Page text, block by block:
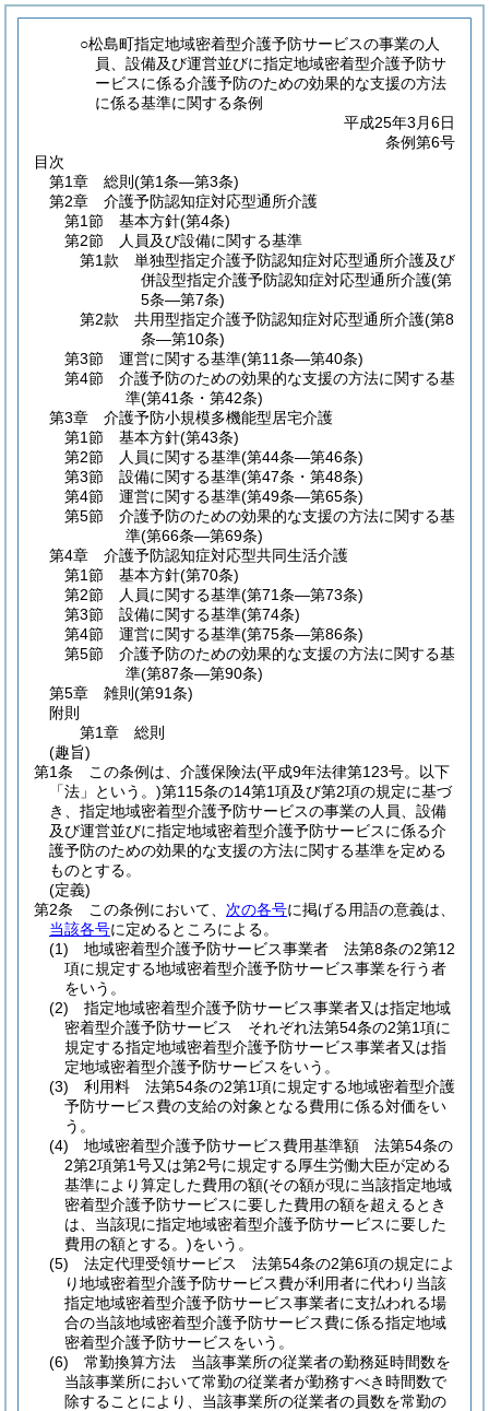
○松島町指定地域密着型介護予防サービスの事業の人
員、設備及び運営並びに指定地域密着型介護予防サ
ービスに係る介護予防のための効果的な支援の方法
に係る基準に関する条例
平成25年3月6日
条例第6号
目次
第1章
総則 (第1条―第3条)
第2章
介護予防認知症対応型通所介護
第1節
基本方針(第4条)
第2節
人員及び設備に関する基準
第1款
単独型指定介護予防認知症対応型通所介護及び
併設型指定介護予防認知症対応型通所介護(第
5条―第7条)
第2款
共用型指定介護予防認知症対応型通所介護(第8
条―第10条)
第3節
運営に関する基準(第11条―第40条)
第4節
介護予防のための効果的な支援の方法に関する基
準(第41条・第42条)
第3章
介護予防小規模多機能型居宅介護
第1節
基本方針(第43条)
第2節
人員に関する基準(第44条―第46条)
第3節
設備に関する基準(第47条・第48条)
第4節
運営に関する基準(第49条―第65条)
第5節
介護予防のための効果的な支援の方法に関する基
準(第66条―第69条)
第4章
介護予防認知症対応型共同生活介護
第1節
基本方針(第70条)
第2節
人員に関する基準(第71条―第73条)
第3節
設備に関する基準(第74条)
第4節
運営に関する基準(第75条―第86条)
第5節
介護予防のための効果的な支援の方法に関する基
準(第87条―第90条)
第5章
雑則 (第91条)
附則
第1章
総則
(趣旨)
第1条
この条例は、介護保険法(平成9年法律第123号。以下
「法」という。)第115条の14第1項及び第2項の規定に基づ
き、指定地域密着型介護予防サービスの事業の人員、設備
及び運営並びに指定地域密着型介護予防サービスに係る介
護予防のための効果的な支援の方法に関する基準を定める
ものとする。
(定義)
第2条
この条例において、 次の各号に掲げる用語の意義は、
当該各号に定めるところによる。
(1)
地域密着型介護予防サービス事業者 法第8条の2第12
項に規定する地域密着型介護予防サービス事業を行う者
をいう。
(2)
指定地域密着型介護予防サービス事業者又は指定地域
密着型介護予防サービス それぞれ法第54条の2第1項に
規定する指定地域密着型介護予防サービス事業者又は指
定地域密着型介護予防サービスをいう。
(3)
利用料 法第54条の2第1項に規定する地域密着型介護
予防サービス費の支給の対象となる費用に係る対価をい
う。
(4)
地域密着型介護予防サービス費用基準額 法第54条の
2第2項第1号又は第2号に規定する厚生労働大臣が定める
基準により算定した費用の額(その額が現に当該指定地域
密着型介護予防サービスに要した費用の額を超えるとき
は、当該現に指定地域密着型介護予防サービスに要した
費用の額とする。)をいう。
(5)
法定代理受領サービス 法第54条の2第6項の規定によ
り地域密着型介護予防サービス費が利用者に代わり当該
指定地域密着型介護予防サービス事業者に支払われる場
合の当該地域密着型介護予防サービス費に係る指定地域
密着型介護予防サービスをいう。
(6)
常勤換算方法 当該事業所の従業者の勤務延時間数を
当該事業所において常勤の従業者が勤務すべき時間数で
除することにより、当該事業所の従業者の員数を常勤の